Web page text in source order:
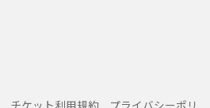
チケット利用規約 プライバシーポリ